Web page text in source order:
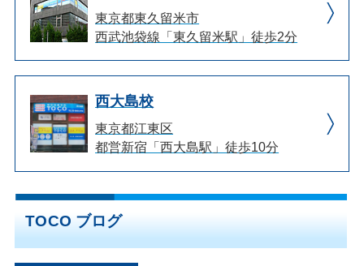
東京都東久留米市
西武池袋線「東久留米駅」徒歩2分
西大島校
東京都江東区
都営新宿「西大島駅」徒歩10分
TOCO ブログ